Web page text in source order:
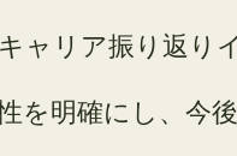
ャリア振り返り
を明確にし、今